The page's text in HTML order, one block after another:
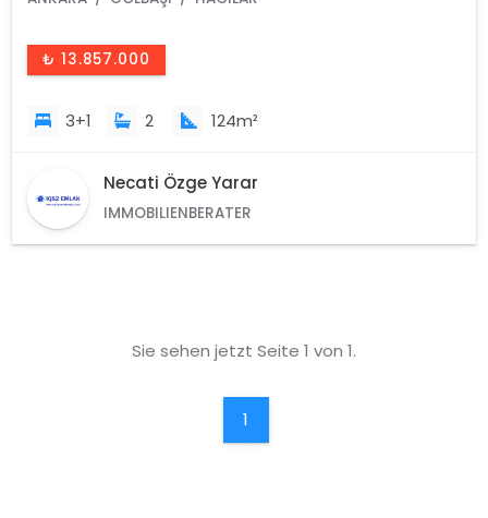
₺ 13.857.000
3+1 2 124m²
Necati Özge Yarar
IMMOBILIENBERATER
Sie sehen jetzt Seite 1 von 1.
1